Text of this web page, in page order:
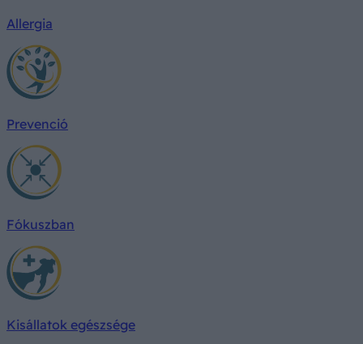
Allergia
Prevenció
Fókuszban
Kisállatok egészsége